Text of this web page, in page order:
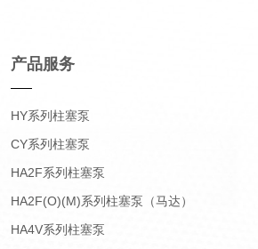
产品服务
HY系列柱塞泵
CY系列柱塞泵
HA2F系列柱塞泵
HA2F(O)(M)系列柱塞泵（马达）
HA4V系列柱塞泵